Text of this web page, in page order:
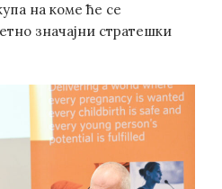
на коме ће се
значајни стратешки